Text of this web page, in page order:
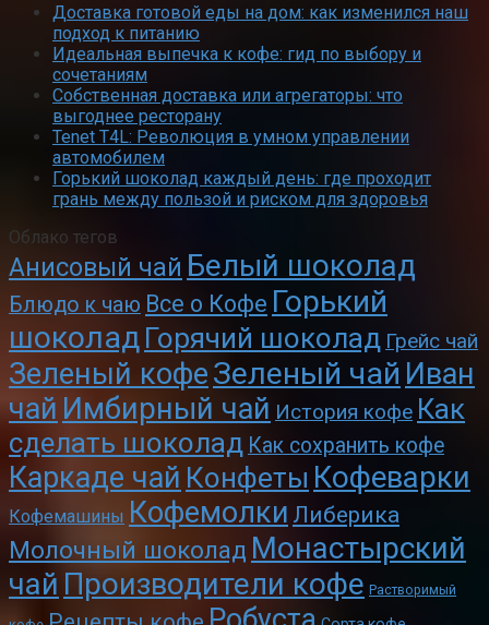
Доставка готовой еды на дом: как изменился наш
подход к питанию
Идеальная выпечка к кофе: гид по выбору и
сочетаниям
Собственная доставка или агрегаторы: что
выгоднее ресторану
Tenet T4L: Революция в умном управлении
автомобилем
Горький шоколад каждый день: где проходит
грань между пользой и риском для здоровья
Облако тегов
Анисовый чай Белый шоколад
Блюдо к чаю Все о Кофе Горький
шоколад Горячий шоколад Грейс чай
Зеленый кофеЗеленый чай Иван
чай Имбирный чай История кофе Как
сделать шоколад Как сохранить кофе
Каркаде чай Конфеты Кофеварки
Кофемашины Кофемолки Либерика
Молочный шоколад Монастырский
чай Производители кофе Растворимый